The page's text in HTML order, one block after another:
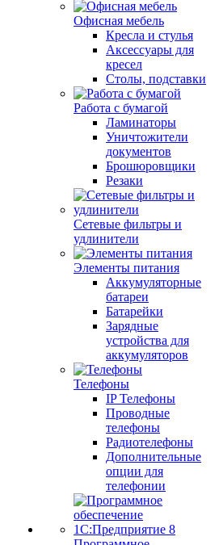
Офисная мебель
Кресла и стулья
Аксессуары для
кресел
Столы, подставки
Работа с бумагой
Ламинаторы
Уничтожители
документов
Брошюровщики
Резаки
Сетевые фильтры и
удлинители
Элементы питания
Аккумуляторные
батареи
Батарейки
Зарядные
устройства для
аккумуляторов
Телефоны
IP Телефоны
Проводные
телефоны
Радиотелефоны
Дополнительные
опции для
телефонии